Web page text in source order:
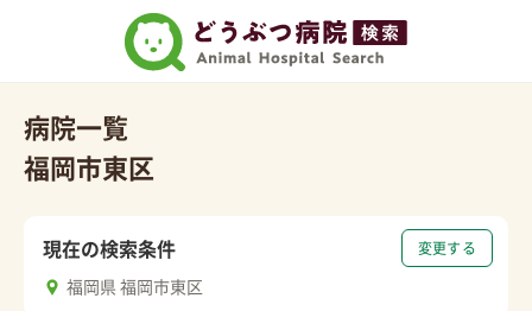
病院一覧
福岡市東区
変更する
現在の検索条件
福岡県 福岡市東区